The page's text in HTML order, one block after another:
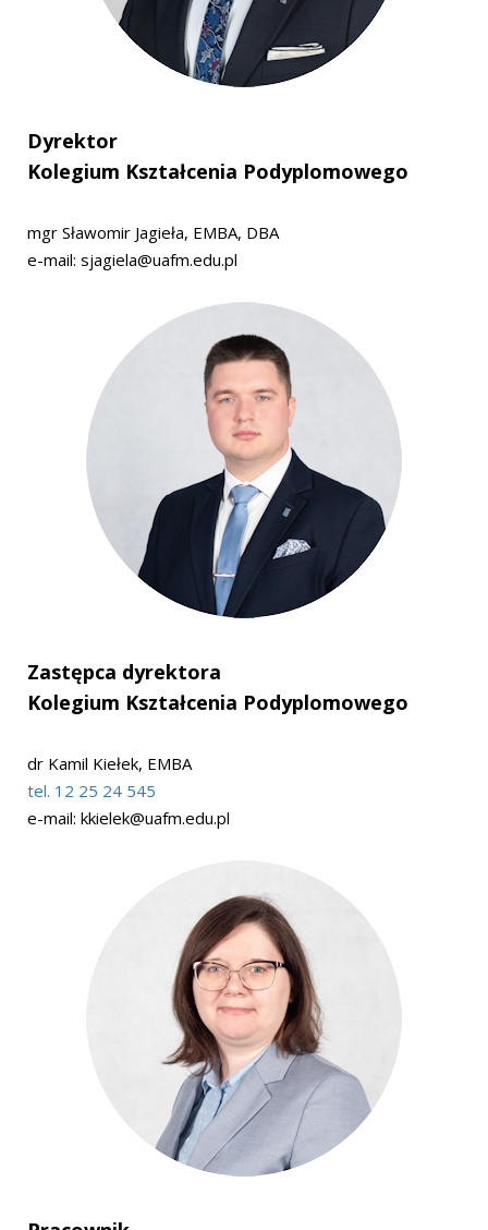
Dyrektor
Kolegium Kształcenia Podyplomowego
mgr Sławomir Jagieła, EMBA, DBA
e-mail: sjagiela@uafm.edu.pl
Zastępca dyrektora
Kolegium Kształcenia Podyplomowego
dr Kamil Kiełek, EMBA
tel. 12 25 24 545
e-mail: kkielek@uafm.edu.pl